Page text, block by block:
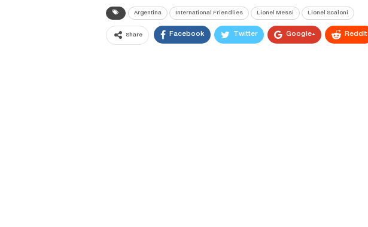
Argentina International Friendlies Lionel Messi Lionel Scaloni
Share Facebook Twitter Google+ ReddIt